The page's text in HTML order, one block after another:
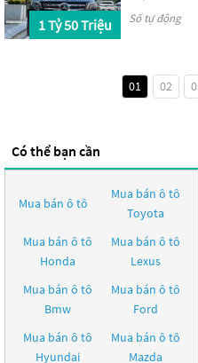
1 Tỷ 50 Triệu
Số tự động
01 02
Có thể bạn cần
Mua bán ô tô
Mua bán ô tô
Toyota
Mua bán ô tô
Honda
Mua bán ô tô
Lexus
Mua bán ô tô
Bmw
Mua bán ô tô
Ford
Mua bán ô tô
Hyundai
Mua bán ô tô
Mazda